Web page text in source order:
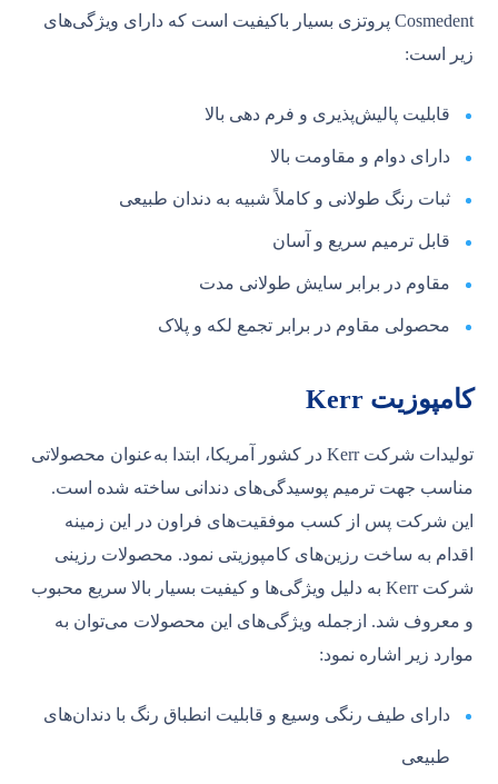
Cosmedent پروتزی بسیار باکیفیت است که دارای ویژگی‌های
زیر است:
قابلیت پالیش‌پذیری و فرم دهی بالا
دارای دوام و مقاومت بالا
ثبات رنگ طولانی و کاملاً شبیه به دندان طبیعی
قابل ترمیم سریع و آسان
مقاوم در برابر سایش طولانی مدت
محصولی مقاوم در برابر تجمع لکه و پلاک
کامپوزیت Kerr
تولیدات شرکت Kerr در کشور آمریکا، ابتدا به‌عنوان محصولاتی
مناسب جهت ترمیم پوسیدگی‌های دندانی ساخته شده است.
این شرکت پس از کسب موفقیت‌های فراون در این زمینه
اقدام به ساخت رزین‌های کامپوزیتی نمود. محصولات رزینی
شرکت Kerr به‌ دلیل ویژگی‌ها و کیفیت بسیار بالا سریع محبوب
و معروف شد. ازجمله ویژگی‌های این محصولات می‌توان به
موارد زیر اشاره نمود:
دارای طیف رنگی وسیع و قابلیت انطباق رنگ با دندان‌های
طبیعی